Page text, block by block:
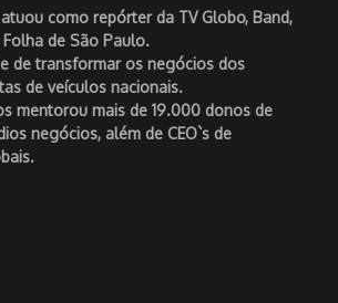
como repórter da TV Globo, Band,
de São Paulo.
de transformar os negócios dos
de veículos nacionais.
mentorou mais de 19.000 donos de
negócios, além de CEO`s de